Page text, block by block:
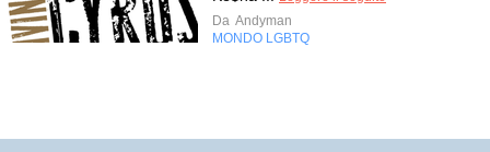
Da Andyman
MONDO LGBTQ